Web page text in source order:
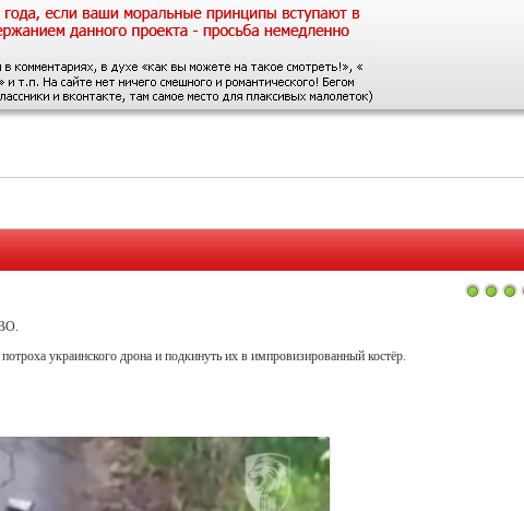
украинского дрона и подкинуть их в импровизированный костёр.